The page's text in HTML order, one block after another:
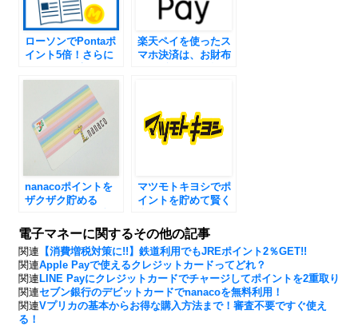
ローソンでPontaポ
イント5倍！さらに
元に!!
楽天ペイを使ったス
マホ決済は、お財布
nanacoポイントを
ザクザク貯める
活用術！
マツモトキヨシでポ
イントを貯めて賢く
電子マネーに関するその他の記事
関連 【消費増税対策に!!】鉄道利用でもJREポイント2％GET!!
関連Apple Payで使えるクレジットカードってどれ？
関連LINE Payにクレジットカードでチャージしてポイントを2重取り
関連セブン銀行のデビットカードでnanacoを無料利用！
関連Vプリカの基本からお得な購入方法まで！審査不要ですぐ使え
る！